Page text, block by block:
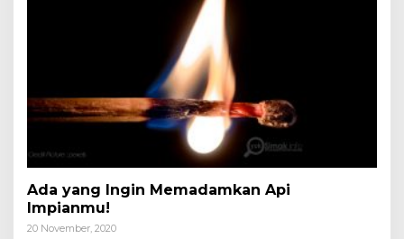
Ada yang Ingin Memadamkan Api
Impianmu!
20 November, 2020